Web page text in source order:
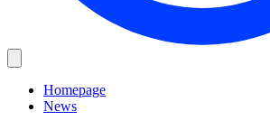
Homepage
News